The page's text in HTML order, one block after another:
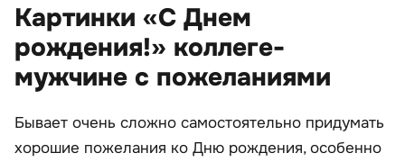
Картинки «С Днем
рождения!» коллеге-
мужчине с пожеланиями
Бывает очень сложно самостоятельно придумать
хорошие пожелания ко Дню рождения, особенно